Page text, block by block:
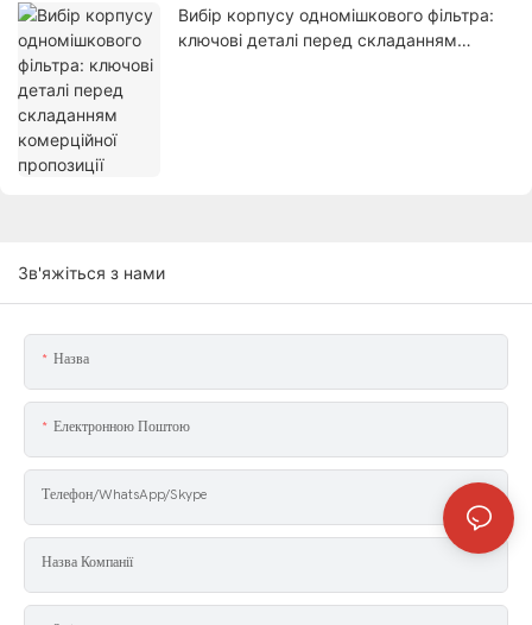
Вибір корпусу одномішкового фільтра:
ключові деталі перед складанням
Зв'яжіться з нами
Назва
Електронною Поштою
Телефон/WhatsApp/Skype
Назва Компанії